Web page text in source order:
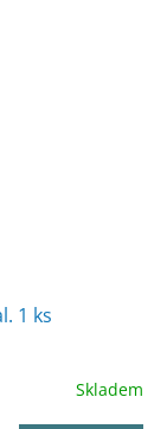
1 ks
Skladem